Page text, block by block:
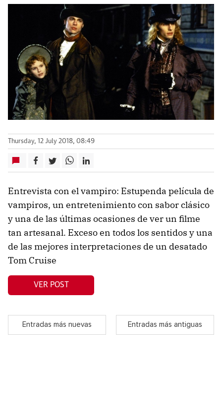
Thursday, 12 July 2018, 08:49
Entrevista con el vampiro: Estupenda película de
vampiros, un entretenimiento con sabor clásico
y una de las últimas ocasiones de ver un filme
tan artesanal. Exceso en todos los sentidos y una
de las mejores interpretaciones de un desatado
Tom Cruise
VER POST
Entradas más nuevas Entradas más antiguas